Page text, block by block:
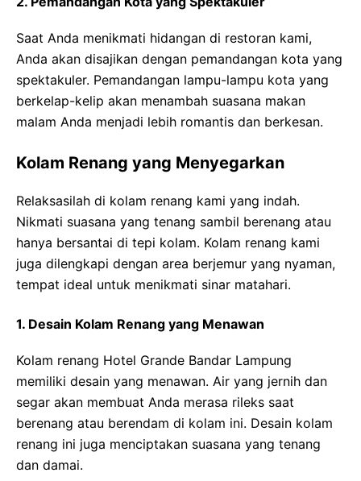
Saat Anda menikmati hidangan di restoran kami,
Anda akan disajikan dengan pemandangan kota yang
spektakuler. Pemandangan lampu-lampu kota yang
berkelap-kelip akan menambah suasana makan
malam Anda menjadi lebih romantis dan berkesan.
Kolam Renang yang Menyegarkan
Relaksasilah di kolam renang kami yang indah.
Nikmati suasana yang tenang sambil berenang atau
hanya bersantai di tepi kolam. Kolam renang kami
juga dilengkapi dengan area berjemur yang nyaman,
tempat ideal untuk menikmati sinar matahari.
1. Desain Kolam Renang yang Menawan
Kolam renang Hotel Grande Bandar Lampung
memiliki desain yang menawan. Air yang jernih dan
segar akan membuat Anda merasa rileks saat
berenang atau berendam di kolam ini. Desain kolam
renang ini juga menciptakan suasana yang tenang
dan damai.